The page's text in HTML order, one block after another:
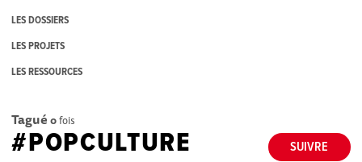
LES DOSSIERS
LES PROJETS
LES RESSOURCES
Tagué 0fois
SUIVRE
#POPCULTURE